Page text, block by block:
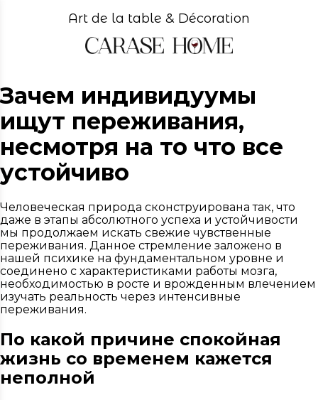
Art de la table & Décoration
Зачем индивидуумы
ищут переживания,
несмотря на то что все
устойчиво
Человеческая природа сконструирована так, что
даже в этапы абсолютного успеха и устойчивости
мы продолжаем искать свежие чувственные
переживания. Данное стремление заложено в
нашей психике на фундаментальном уровне и
соединено с характеристиками работы мозга,
необходимостью в росте и врожденным влечением
изучать реальность через интенсивные
переживания.
По какой причине спокойная
жизнь со временем кажется
неполной